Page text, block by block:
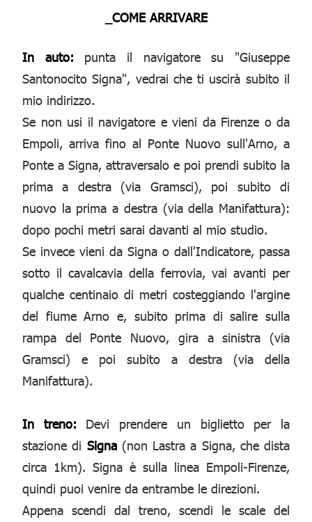
_COME ARRIVARE
In auto: punta il navigatore su "Giuseppe
Santonocito Signa", vedrai che ti uscirà subito il
mio indirizzo.
Se non usi il navigatore e vieni da Firenze o da
Empoli, arriva fino al Ponte Nuovo sull'Arno, a
Ponte a Signa, attraversalo e poi prendi subito la
prima a destra (via Gramsci), poi subito di
nuovo la prima a destra (via della Manifattura):
dopo pochi metri sarai davanti al mio studio.
Se invece vieni da Signa o dall'Indicatore, passa
sotto il cavalcavia della ferrovia, vai avanti per
qualche centinaio di metri costeggiando l'argine
del fiume Arno e, subito prima di salire sulla
rampa del Ponte Nuovo, gira a sinistra (via
Gramsci) e poi subito a destra (via della
Manifattura).
In treno: Devi prendere un biglietto per la
stazione di Signa(non Lastra a Signa, che dista
circa 1km). Signa è sulla linea Empoli-Firenze,
quindi puoi venire da entrambe le direzioni.
Appena scendi dal treno, scendi le scale del